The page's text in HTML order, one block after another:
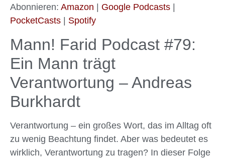
RSS FEED
Abonnieren: Amazon Google Podcasts
PocketCasts
Spotify
Mann! Farid Podcast #79:
Ein Mann trägt
Verantwortung – Andreas
Burkhardt
Verantwortung – ein großes Wort, das im Alltag oft
zu wenig Beachtung findet. Aber was bedeutet es
wirklich, Verantwortung zu tragen? In dieser Folge